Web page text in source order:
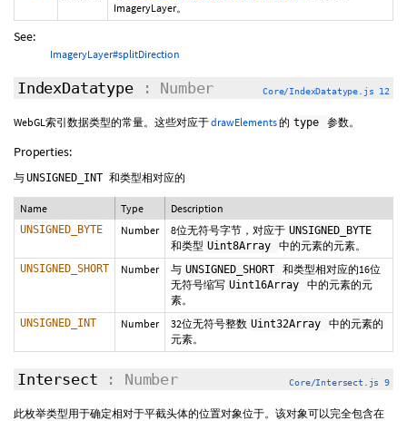
ImageryLayer。
See:
ImageryLayer#splitDirection
IndexDatatype : Number Core/IndexDatatype.js 12
WebGL索引数据类型的常量。这些对应于drawElements的 type 参数。
Properties:
与UNSIGNED_INT 和类型相对应的
Name Type Description
UNSIGNED_BYTE Number 8位无符号字节，对应于 UNSIGNED_BYTE
和类型 Uint8Array 中的元素的元素。
UNSIGNED_SHORT Number 与 UNSIGNED_SHORT
和类型相对应的16位
无符号缩写 Uint16Array
中的元素的元
素。
UNSIGNED_INT Number 32位无符号整数 Uint32Array
中的元素的
元素。
Intersect : Number Core/Intersect.js 9
此枚举类型用于确定相对于平截头体的位置对象位于。该对象可以完全包含在